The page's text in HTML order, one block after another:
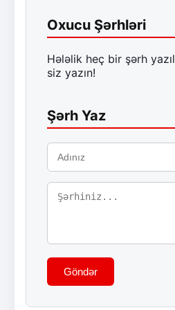
Oxucu Şərhləri
Hələlik heç bir şərh
siz yazın!
Şərh Yaz
Göndər